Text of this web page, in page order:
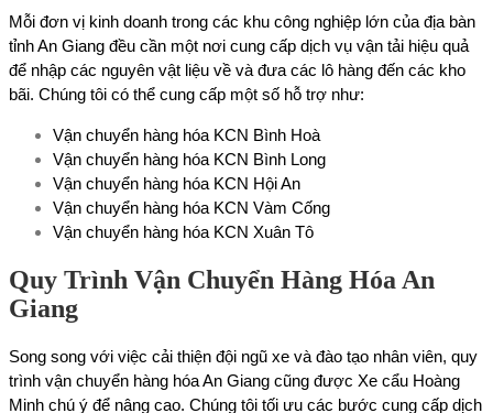
Mỗi đơn vị kinh doanh trong các khu công nghiệp lớn của địa bàn
tỉnh An Giang đều cần một nơi cung cấp dịch vụ vận tải hiệu quả
để nhập các nguyên vật liệu về và đưa các lô hàng đến các kho
bãi. Chúng tôi có thể cung cấp một số hỗ trợ như:
Vận chuyển hàng hóa KCN Bình Hoà
Vận chuyển hàng hóa KCN Bình Long
Vận chuyển hàng hóa KCN Hội An
Vận chuyển hàng hóa KCN Vàm Cống
Vận chuyển hàng hóa KCN Xuân Tô
Quy Trình Vận Chuyển Hàng Hóa An
Giang
Song song với việc cải thiện đội ngũ xe và đào tạo nhân viên, quy
trình vận chuyển hàng hóa An Giang cũng được Xe cẩu Hoàng
Minh chú ý để nâng cao. Chúng tôi tối ưu các bước cung cấp dịch